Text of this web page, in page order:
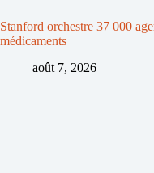
Stanford orchestre 37 000
médicaments
août 7, 2026